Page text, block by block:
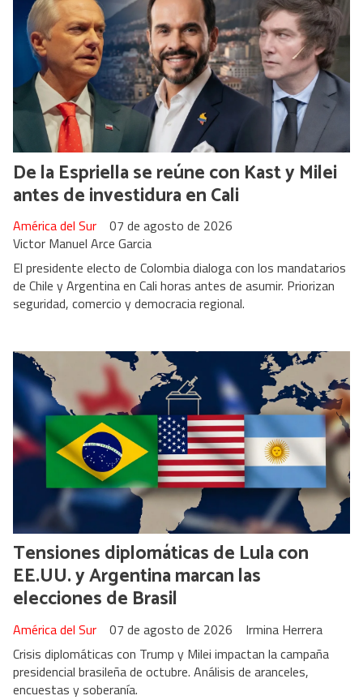
De la Espriella se reúne con Kast y Milei
antes de investidura en Cali
Victor Manuel Arce Garcia
América del Sur 07 de agosto de 2026
El presidente electo de Colombia dialoga con los mandatarios
de Chile y Argentina en Cali horas antes de asumir. Priorizan
seguridad, comercio y democracia regional.
Tensiones diplomáticas de Lula con
EE.UU. y Argentina marcan las
elecciones de Brasil
Irmina Herrera
América del Sur
07 de agosto de 2026
Crisis diplomáticas con Trump y Milei impactan la campaña
presidencial brasileña de octubre. Análisis de aranceles,
encuestas y soberanía.